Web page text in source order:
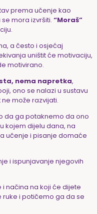
prema učenje kao
mora izvršiti. “Moraš”
a često i osjećaj
uništit će motivaciju,
motivirano.
nema napretka,
ono se nalazi u sustavu
može razvijati.
da ga potaknemo da ono
kojem dijelu dana, na
učenje i pisanje domaće
i ispunjavanje njegovih
načina na koji će dijete
i potičemo ga da se